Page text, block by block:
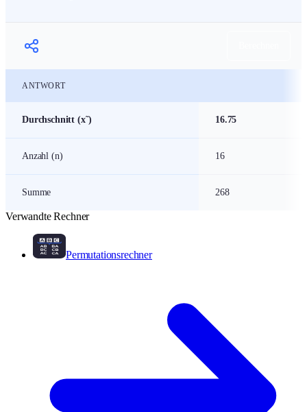
ANTWORT
Durchschnitt (x˜) 16.75
Anzahl (n) 16
Summe 268
Verwandte Rechner
Permutationsrechner